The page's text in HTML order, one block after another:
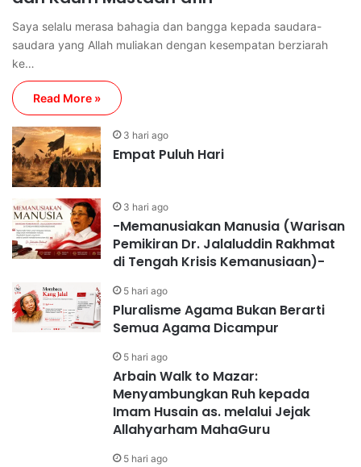
Saya selalu merasa bahagia dan bangga kepada saudara-
saudara yang Allah muliakan dengan kesempatan berziarah
ke…
Read More »
3 hari ago
Empat Puluh Hari
3 hari ago
-Memanusiakan Manusia (Warisan
Pemikiran Dr. Jalaluddin Rakhmat
di Tengah Krisis Kemanusiaan)-
5 hari ago
Pluralisme Agama Bukan Berarti
Semua Agama Dicampur
5 hari ago
Arbain Walk to Mazar:
Menyambungkan Ruh kepada
Imam Husain as. melalui Jejak
Allahyarham MahaGuru
5 hari ago